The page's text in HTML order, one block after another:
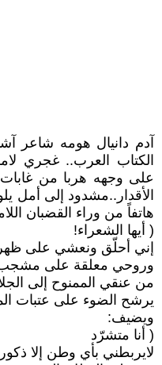
آدم دانيال هومه شاعر
الكتاب العرب.. غجري
على وجهه هربا من
الأقدار..مشدود إلى أمل
هاتفاً من وراء القضبان
( أيها الشعراء!
إني أحلّق ونعشي على
وروحي معلقة على
من عنقي الممنوح إلى
يرشح الضوء على عتبات
ويضيف:
( أنا متشرّد
لايربطني بأي وطن إلا